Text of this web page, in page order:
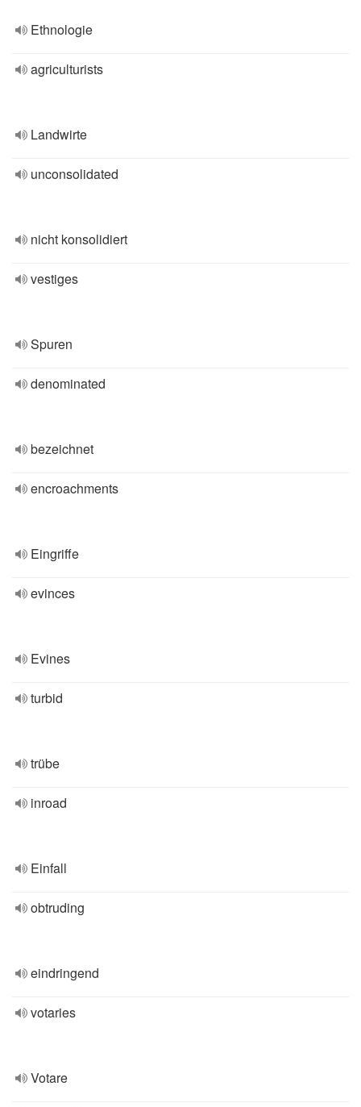
Ethnologie
agriculturists
Landwirte
unconsolidated
nicht konsolidiert
vestiges
Spuren
denominated
bezeichnet
encroachments
Eingriffe
evinces
Evines
turbid
trübe
inroad
Einfall
obtruding
eindringend
votaries
Votare